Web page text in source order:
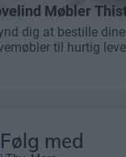
Følg med